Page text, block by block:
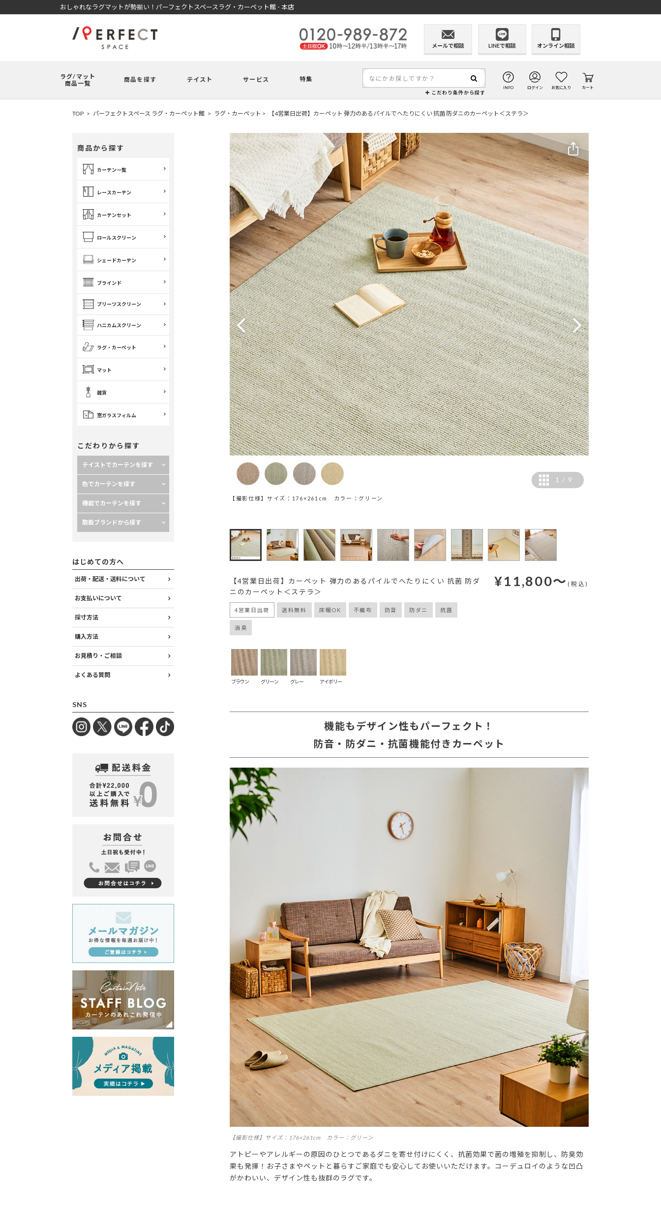
おしゃれなラグマットが勢揃い！パーフェクトスペースラグ・カーペット館 - 本店
メールで相談 LINEで相談 オンライン相談
ラグ/マット
商品一覧
商品を探す テイスト サービス 特集
こだわり条件から探す
INFO ログイン お気に入り カート
TOP パーフェクトスペース ラグ・カーペット館 ラグ・カーペット 【4営業日出荷】カーペット 弾力のあるパイルでへたりにくい 抗菌 防ダニのカーペット＜ステラ＞
商品から探す
カーテン一覧
レースカーテン
カーテンセット
ロールスクリーン
シェードカーテン
ブラインド
プリーツスクリーン
ハニカムスクリーン
ラグ・カーペット
マット
雑貨
窓ガラスフィルム
こだわりから探す
テイストでカーテンを探す
色でカーテンを探す
機能でカーテンを探す
取扱ブランドから探す
はじめての方へ
出荷・配送・送料について
お支払いについて
採寸方法
購入方法
お見積り・ご相談
よくある質問
SNS
【撮影仕様】サイズ：176×261cm カラー：グリーン
1 / 9
【4営業日出荷】カーペット 弾力のあるパイルでへたりにくい 抗菌 防ダ
ニのカーペット＜ステラ＞
4営業日出荷 送料無料 床暖OK 不織布 防音 防ダニ 抗菌
消臭
¥11,800～(税込)
ブラウン グリーン グレー アイボリー
機能もデザイン性もパーフェクト！
防音・防ダニ・抗菌機能付きカーペット
【撮影仕様】サイズ：176×261cm カラー：グリーン
アトピーやアレルギーの原因のひとつであるダニを寄せ付けにくく、抗菌効果で菌の増殖を抑制し、防臭効
果も発揮！お子さまやペットと暮らすご家庭でも安心してお使いいただけます。コーデュロイのような凹凸
がかわいい、デザイン性も抜群のラグです。